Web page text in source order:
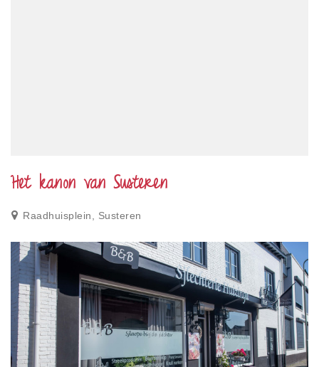
Het kanon van Susteren
Raadhuisplein, Susteren